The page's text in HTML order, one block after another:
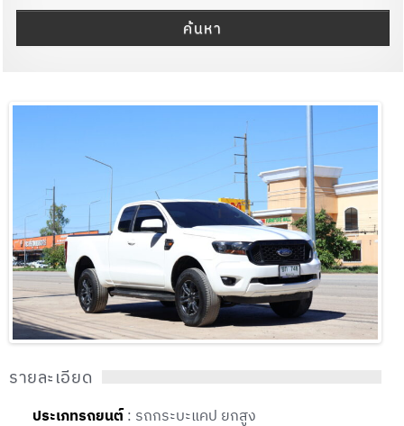
ค้นหา
รายละเอียด
ประเภทรถยนต์: รถกระบะแคป ยกสูง